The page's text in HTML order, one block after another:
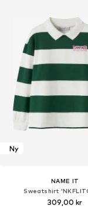
Ny
NAME IT
Sweatshirt
309,00 kr